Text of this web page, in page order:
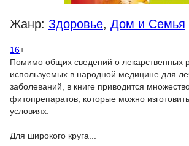
Жанр: Здоровье, Дом и Семья
16+
Помимо общих сведений о лекарственных
используемых в народной медицине для
заболеваний, в книге приводится
фитопрепаратов, которые можно
условиях.
Для широкого круга...